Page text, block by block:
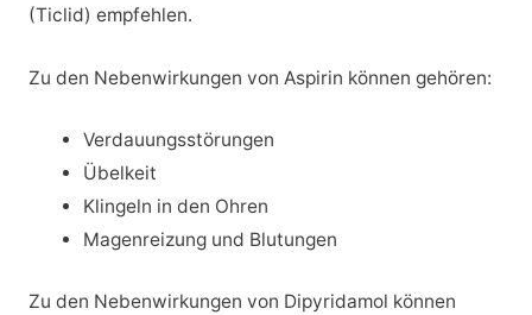
(Ticlid) empfehlen.
Zu den Nebenwirkungen von Aspirin können gehören:
Verdauungsstörungen
Übelkeit
Klingeln in den Ohren
Magenreizung und Blutungen
Zu den Nebenwirkungen von Dipyridamol können